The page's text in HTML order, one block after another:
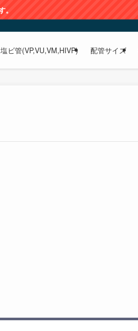
塩ビ管(VP,VU,VM,HIVP) 配管サイズ